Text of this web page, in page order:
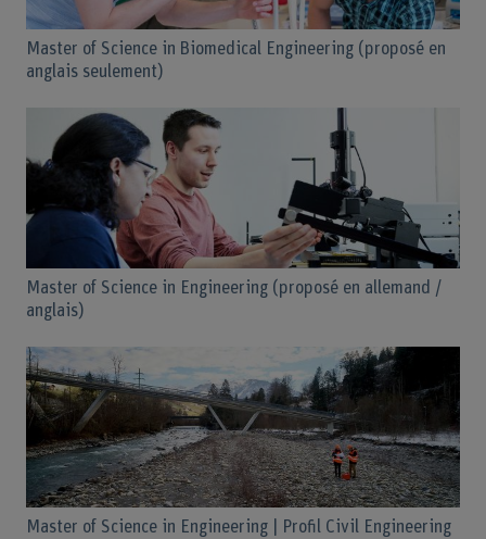
Master of Science in Biomedical Engineering (proposé en
anglais seulement)
Master of Science in Engineering (proposé en allemand /
anglais)
Master of Science in Engineering | Profil Civil Engineering